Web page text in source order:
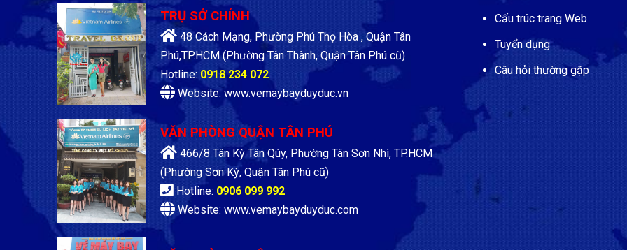
TRỤ SỞ CHÍNH
48 Cách Mạng, Phường Phú Thọ Hòa , Quận Tân
Phú,TP.HCM(Phường Tân Thành, Quận Tân Phú cũ)
Hotline: 0918 234 072
Website: www.vemaybayduyduc.vn
VĂN PHÒNG QUẬN TÂN PHÚ
466/8 Tân Kỳ Tân Qúy, Phường Tân Sơn Nhì, TP.HCM
(Phường Sơn Kỳ, Quận Tân Phú cũ)
Hotline: 0906 099 992
Website: www.vemaybayduyduc.com
Cấu trúc trang Web
Tuyển dụng
Câu hỏi thường gặp